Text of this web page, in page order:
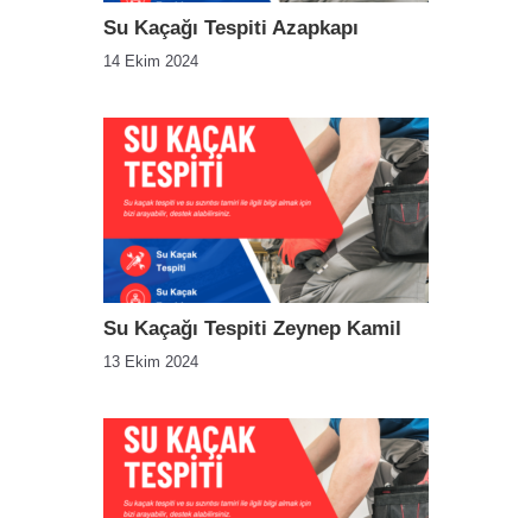
Su Kaçağı Tespiti Azapkapı
14 Ekim 2024
Su Kaçağı Tespiti Zeynep Kamil
13 Ekim 2024